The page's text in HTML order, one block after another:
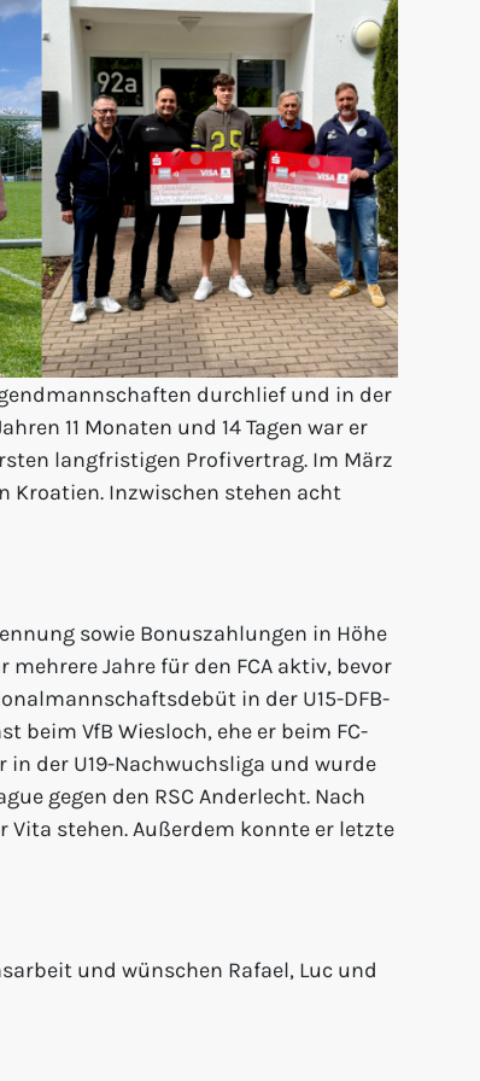
durchlief und in der
11 Monaten und 14 Tagen war er
langfristigen Profivertrag. Im März
Kroatien. Inzwischen stehen acht
sowie Bonuszahlungen in Höhe
Jahre für den FCA aktiv, bevor
in der U15-DFB-
beim VfB Wiesloch, ehe er beim FC-
der U19-Nachwuchsliga und wurde
gegen den RSC Anderlecht. Nach
Vita stehen. Außerdem konnte er letzte
und wünschen Rafael, Luc und